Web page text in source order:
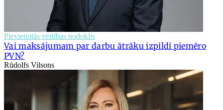
Pievienotās vērtības nodoklis
Vai maksājumam par darbu ātrāku izpildi piemēro
PVN?
Rūdolfs Vilsons